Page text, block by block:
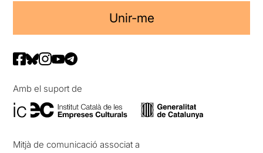
Unir-me
Amb el suport de
Mitjà de comunicació associat a